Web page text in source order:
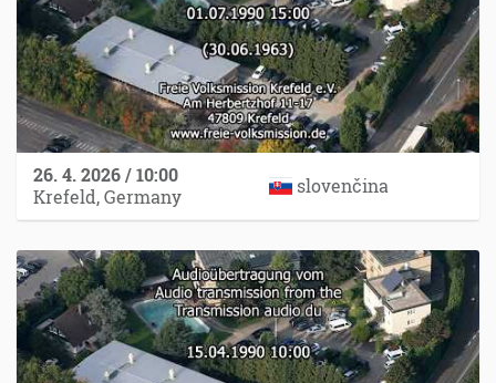
26. 4. 2026 / 10:00
Krefeld, Germany
slovenčina